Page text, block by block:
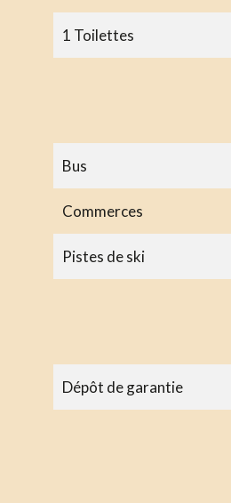
1 Toilettes
Bus
Commerces
Pistes de ski
Dépôt de garantie